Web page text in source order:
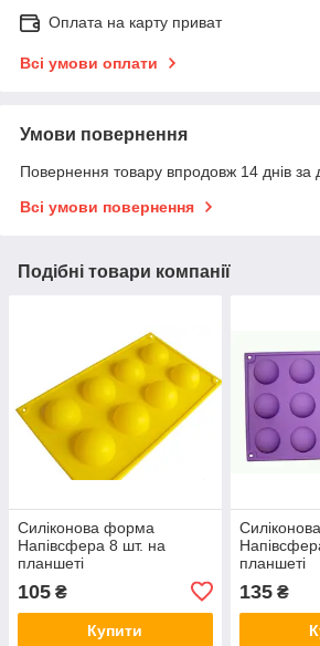
Оплата на карту приват
Всі умови оплати
Умови повернення
Повернення товару впродовж 14 днів за
Всі умови повернення
Подібні товари компанії
Силіконова форма
Напівсфера 8 шт. на
планшеті
105 ₴
Купити
планшеті
135₴